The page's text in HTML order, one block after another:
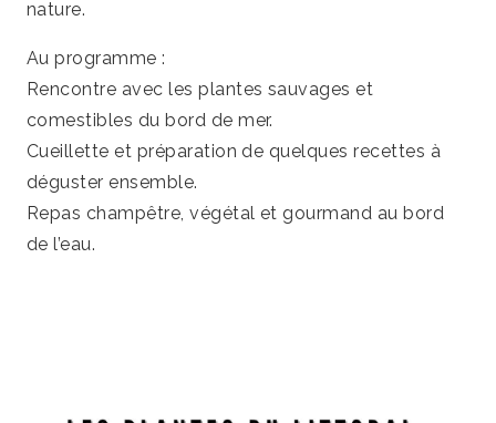
nature.
Au programme :
Rencontre avec les plantes sauvages et
comestibles du bord de mer.
Cueillette et préparation de quelques recettes à
déguster ensemble.
Repas champêtre, végétal et gourmand au bord
de l’eau.